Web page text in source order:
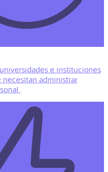
e instituciones
necesitan administrar